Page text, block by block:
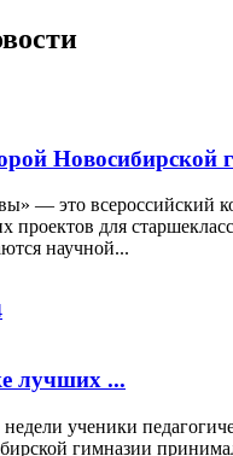
Новосибирской
— это всероссийский
проектов для
научной...
лучших ...
ученики
гимназии